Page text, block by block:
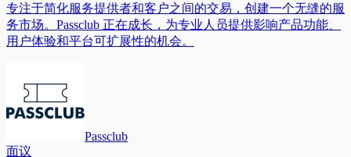
专注于简化服务提供者和客户之间的交易，创建一个无缝的服
务市场。Passclub 正在成长，为专业人员提供影响产品功能、
用户体验和平台可扩展性的机会。
Passclub
面议